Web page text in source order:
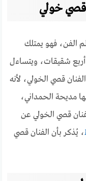
قصي خولي
الفن، فهو يمتلك
شقيقات، ويتساءل
قصي الخولي، لأنه
مديحة الحمداني،
قصي الخولي عن
، يُذكر بأن الفنان قصي